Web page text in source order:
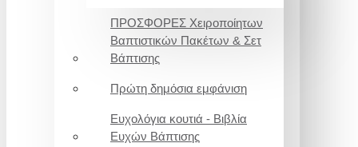
ΠΡΟΣΦΟΡΕΣ Χειροποίητων
Βαπτιστικών Πακέτων & Σετ
Βάπτισης
Πρώτη δημόσια εμφάνιση
Ευχολόγια κουτιά - Βιβλία
Ευχών Βάπτισης